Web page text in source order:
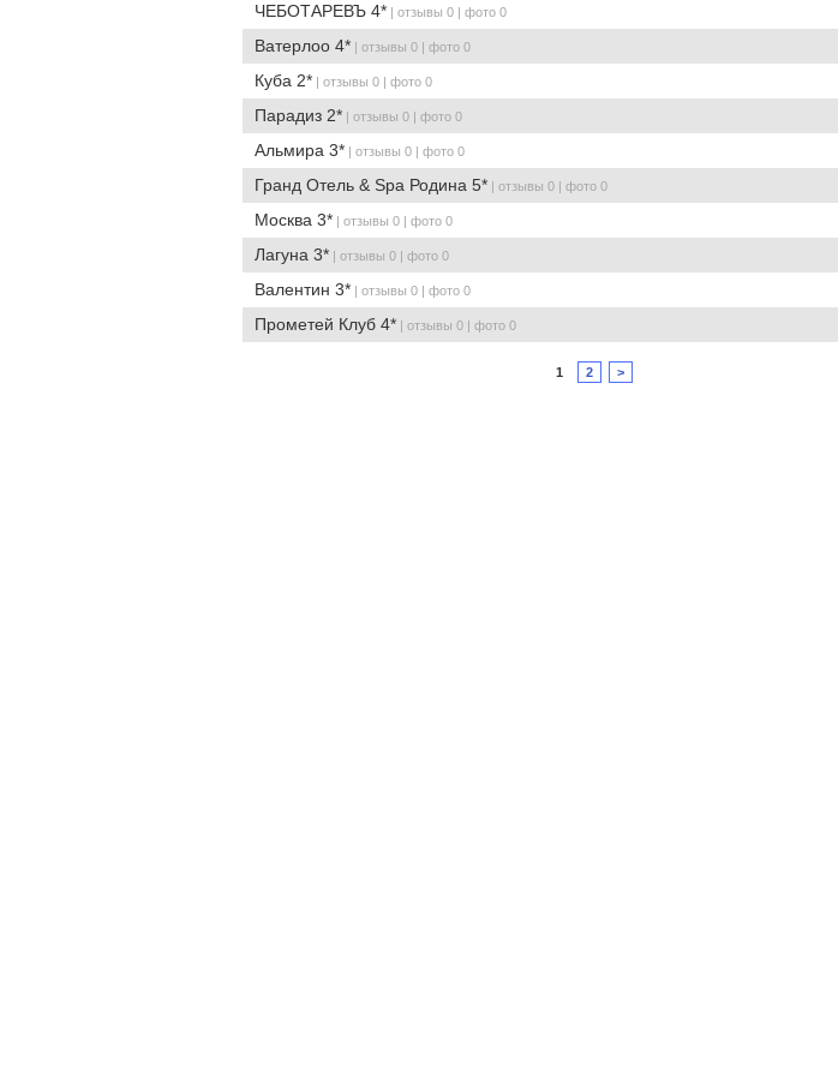
ЧЕБОТАРЕВЪ 4* | отзывы 0 | фото 0
Ватерлоо 4* | отзывы 0 | фото 0
Куба 2* | отзывы 0 | фото 0
Парадиз 2* | отзывы 0 | фото 0
Альмира 3* | отзывы 0 | фото 0
Гранд Отель & Spa Родина 5* | отзывы 0 | фото 0
Москва 3* | отзывы 0 | фото 0
Лагуна 3* | отзывы 0 | фото 0
Валентин 3* | отзывы 0 | фото 0
Прометей Клуб 4* | отзывы 0 | фото 0
1 2 >